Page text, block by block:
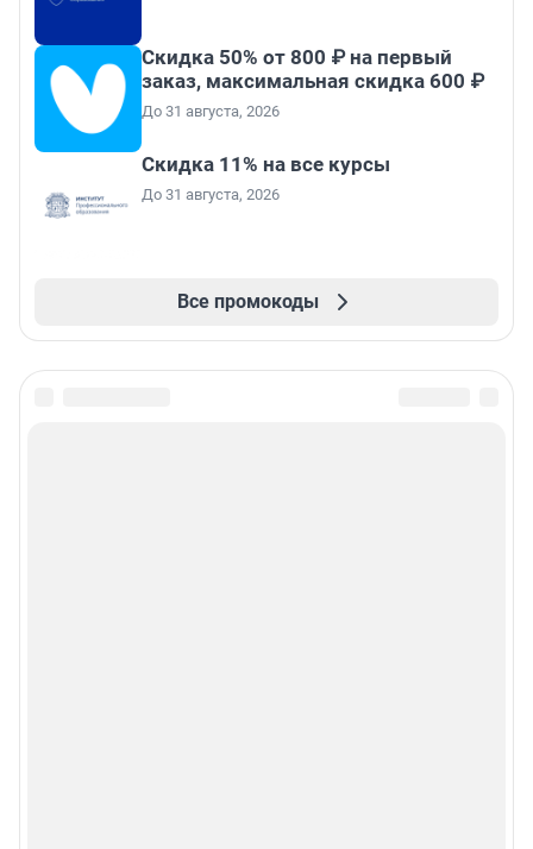
Скидка 50% от 800 ₽ на первый
заказ, максимальная скидка 600 ₽
До 31 августа, 2026
Скидка 11% на все курсы
До 31 августа, 2026
Все промокоды